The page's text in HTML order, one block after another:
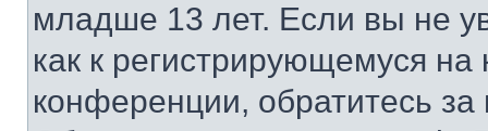
младше 13 лет. Если вы не
как к регистрирующемуся
конференции, обратитесь